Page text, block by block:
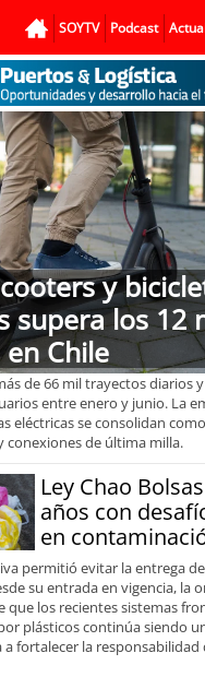
SOYTV Podcast
y
supera los 12
Chile
de 66 mil trayectos diarios
entre enero y junio. La
eléctricas se consolidan
conexiones de última milla.
Ley Chao
años con
en
permitió evitar la entrega
su entrada en vigencia, la
que los recientes sistemas
plásticos continúa siendo
fortalecer la responsabilidad